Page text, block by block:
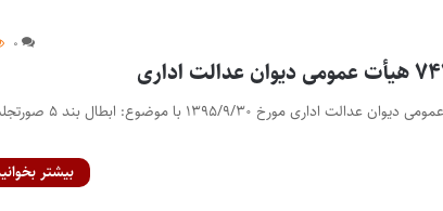
۰
رأی شماره‌های ۷۴۸ ـ ۷۴۷هیأت عمومی دیوان عدالت اداری مورخ ۱۳۹۵/
بیشتر